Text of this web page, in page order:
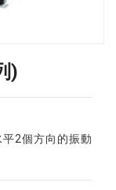
)
2個方向的振動